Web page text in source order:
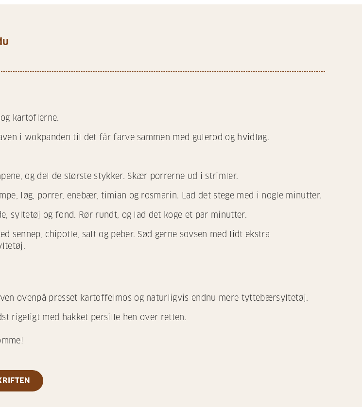
kartoflerne.
i wokpanden til det får farve sammen med gulerod og hvidløg.
og del de største stykker. Skær porrerne ud i strimler.
løg, porrer, enebær, timian og rosmarin. Lad det stege med i nogle minutter.
syltetøj og fond. Rør rundt, og lad det koge et par minutter.
sennep, chipotle, salt og peber. Sød gerne sovsen med lidt ekstra
ovenpå presset kartoffelmos og naturligvis endnu mere tyttebærsyltetøj.
rigeligt med hakket persille hen over retten.